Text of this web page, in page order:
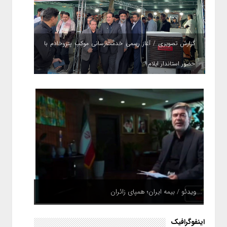
گزارش تصویری / آغاز رسمی خدمت‌رسانی موکب پتروخادم با
حضور استاندار ایلام
ویدئو / بیمه ایران؛ همپای زائران
اینفوگرافیک